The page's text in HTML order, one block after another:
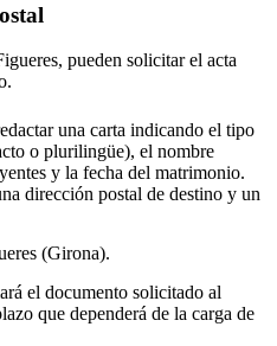
, pueden solicitar el acta
una carta indicando el tipo
o plurilingüe), el nombre
y la fecha del matrimonio.
dirección postal de destino y un
(Girona).
el documento solicitado al
que dependerá de la carga de